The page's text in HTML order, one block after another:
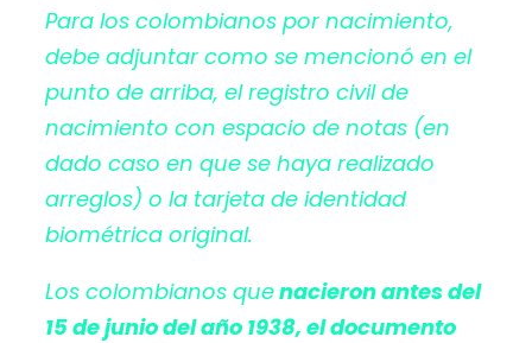
Para los colombianos por nacimiento,
debe adjuntar como se mencionó en el
punto de arriba, el registro civil de
nacimiento con espacio de notas (en
dado caso en que se haya realizado
arreglos) o la tarjeta de identidad
biométrica original.
Los colombianos quenacieron antes del
15 de junio del año 1938, el documento